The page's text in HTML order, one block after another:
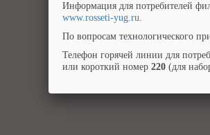
Информация для потребителей
www.rosseti-yug.ru.
По вопросам технологического
Телефон горячей линии для
или короткий номер 220 (для